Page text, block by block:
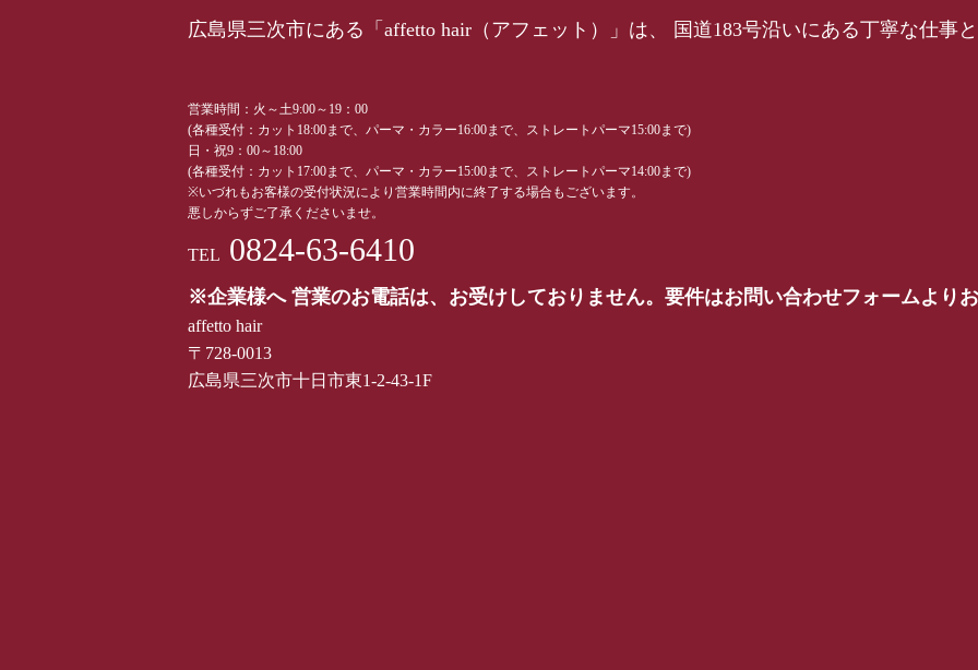
広島県三次市にある「affetto hair（アフェット）」は、 国道183号沿いにある丁寧な仕事
営業時間：火～土9:00～19：00
(各種受付：カット18:00まで、パーマ・カラー16:00まで、ストレートパーマ15:00まで)
日・祝9：00～18:00
(各種受付：カット17:00まで、パーマ・カラー15:00まで、ストレートパーマ14:00まで)
※いづれもお客様の受付状況により営業時間内に終了する場合もございます。
悪しからずご了承くださいませ。
TEL 0824-63-6410
※企業様へ 営業のお電話は、お受けしておりません。要件はお問い合わせフォームよりお
affetto hair
〒728-0013
広島県三次市十日市東1-2-43-1F